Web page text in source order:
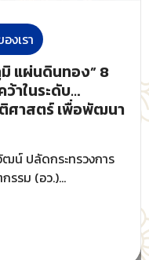
งเรา
แผ่นดินทอง” 8
าในระดับ
ศาสตร์ เพื่อพัฒนา
ฒน์ ปลัดกระทรวงการ
รรม (อว.)...